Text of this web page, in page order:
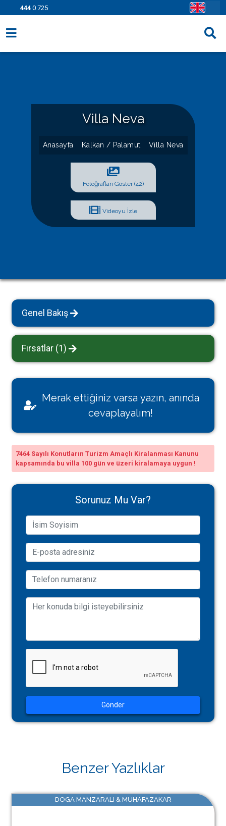
444 0 725
Fırsatlar
Villa Neva
Anasayfa Kalkan / Palamut Villa Neva
Fotoğrafları Göster (42)
Videoyu İzle
Genel Bakış
Fırsatlar (1)
Merak ettiğiniz varsa yazın, anında
cevaplayalım!
7464 Sayılı Konutların Turizm Amaçlı Kiralanması Kanunu
kapsamında bu villa 100 gün ve üzeri kiralamaya uygun !
Sorunuz Mu Var?
Gönder
Benzer Yazlıklar
DOGA MANZARALI & MUHAFAZAKAR